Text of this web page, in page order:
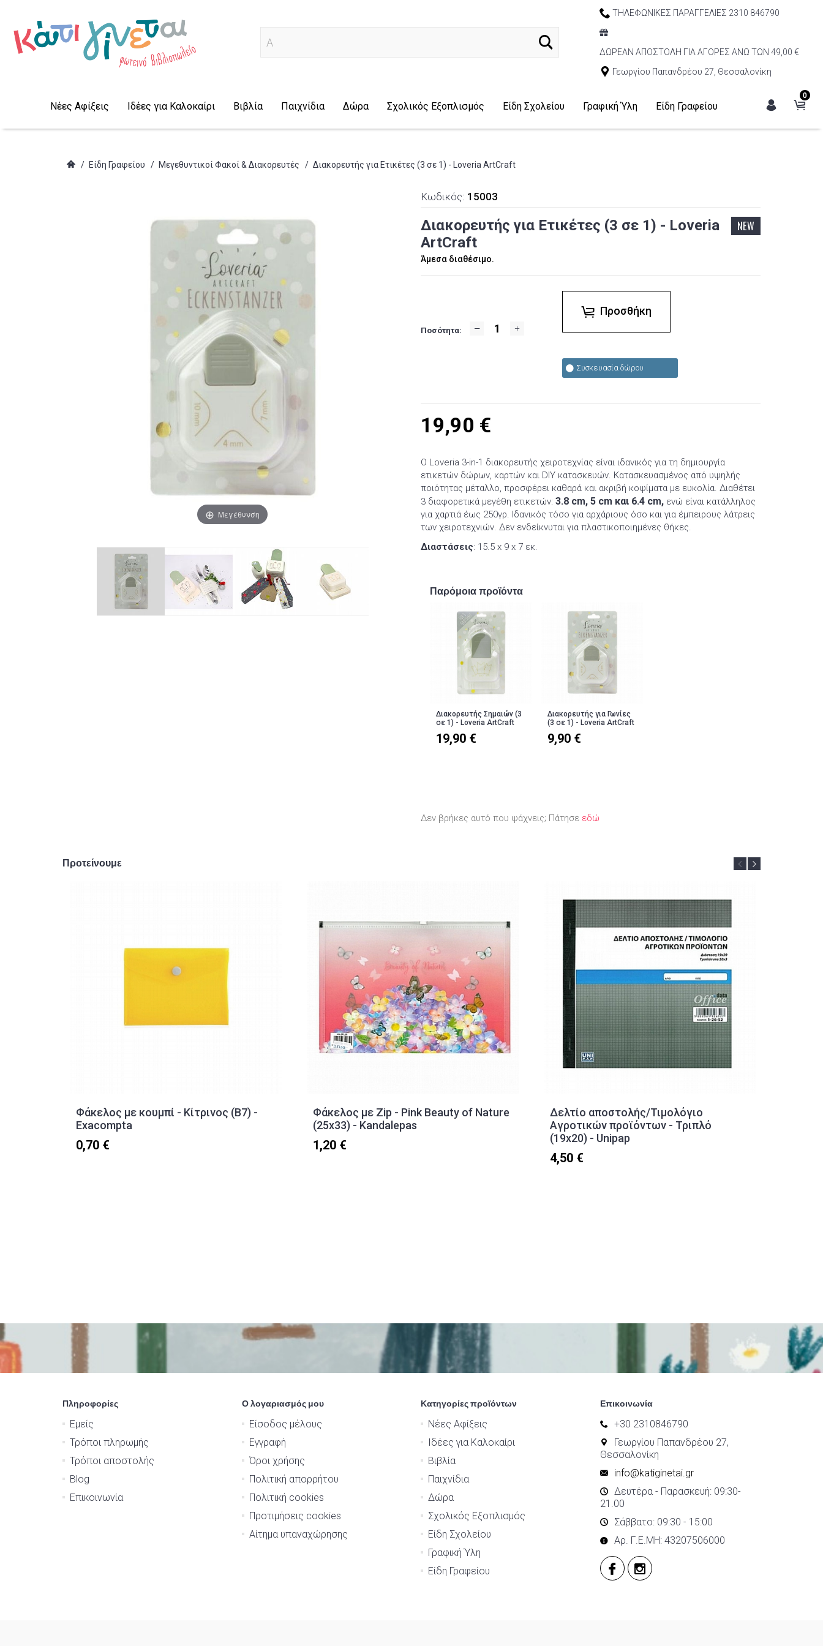
Αναζήτηση
ΤΗΛΕΦΩΝΙΚΕΣ ΠΑΡΑΓΓΕΛΙΕΣ 2310 846790
ΔΩΡΕΑΝ ΑΠΟΣΤΟΛΗ ΓΙΑ ΑΓΟΡΕΣ ΑΝΩ ΤΩΝ 49,00 €
Γεωργίου Παπανδρέου 27, Θεσσαλονίκη
0
Νέες Αφίξεις Ιδέες για Καλοκαίρι Βιβλία Παιχνίδια Δώρα Σχολικός Εξοπλισμός Είδη Σχολείου Γραφική Ύλη Είδη Γραφείου
/ Είδη Γραφείου / Μεγεθυντικοί Φακοί & Διακορευτές / Διακορευτής για Ετικέτες (3 σε 1) - Loveria ArtCraft
Μεγέθυνση
Κωδικός: 15003
Διακορευτής για Ετικέτες (3 σε 1) - Loveria
ArtCraft
NEW
Άμεσα διαθέσιμο.
Ποσότητα:
Προσθήκη
Συσκευασία δώρου
19,90 €
Ο Loveria 3-in-1 διακορευτής χειροτεχνίας είναι ιδανικός για τη δημιουργία
ετικετών δώρων, καρτών και DIY κατασκευών. Κατασκευασμένος από υψηλής
ποιότητας μέταλλο, προσφέρει καθαρά και ακριβή κοψίματα με ευκολία. Διαθέτει
3 διαφορετικά μεγέθη ετικετών: 3.8 cm, 5 cm και 6.4 cm, ενώ είναι κατάλληλος
για χαρτιά έως 250γρ. Ιδανικός τόσο για αρχάριους όσο και για έμπειρους λάτρεις
των χειροτεχνιών. Δεν ενδείκνυται για πλαστικοποιημένες θήκες.
Διαστάσεις: 15.5 x 9 x 7 εκ.
Παρόμοια προϊόντα
Διακορευτής Σημαιών (3
σε 1) - Loveria ArtCraft
19,90 €
Διακορευτής για Γωνίες
(3 σε 1) - Loveria ArtCraft
9,90 €
Δεν βρήκες αυτό που ψάχνεις; Πάτησε εδώ
Προτείνουμε
Φάκελος με κουμπί - Κίτρινος (Β7) -
Exacompta
0,70 €
Φάκελος με Zip - Pink Beauty of Nature
(25x33) - Kandalepas
1,20 €
Δελτίο αποστολής/Τιμολόγιο
Αγροτικών προϊόντων - Τριπλό
(19x20) - Unipap
4,50 €
Πληροφορίες
Εμείς
Τρόποι πληρωμής
Τρόποι αποστολής
Blog
Επικοινωνία
Ο λογαριασμός μου
Είσοδος μέλους
Εγγραφή
Όροι χρήσης
Πολιτική απορρήτου
Πολιτική cookies
Προτιμήσεις cookies
Αίτημα υπαναχώρησης
Κατηγορίες προϊόντων
Νέες Αφίξεις
Ιδέες για Καλοκαίρι
Βιβλία
Παιχνίδια
Δώρα
Σχολικός Εξοπλισμός
Είδη Σχολείου
Γραφική Ύλη
Είδη Γραφείου
Επικοινωνία
+30 2310846790
Γεωργίου Παπανδρέου 27,
Θεσσαλονίκη
info@katiginetai.gr
Δευτέρα - Παρασκευή: 09:30-
21.00
Σάββατο: 09:30 - 15:00
Αρ. Γ.Ε.ΜΗ: 43207506000